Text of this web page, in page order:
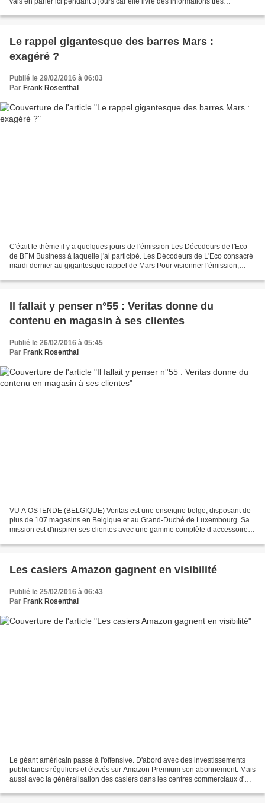
Le rappel gigantesque des barres Mars :
exagéré ?
Publié le 29/02/2016 à 06:03
Par Frank Rosenthal
C'était le thème il y a quelques jours de l'émission Les Décodeurs de l'Eco
de BFM Business à laquelle j'ai participé. Les Décodeurs de L'Eco consacré
mardi dernier au gigantesque rappel de Mars Pour visionner l'émission,
Il fallait y penser n°55 : Veritas donne du
contenu en magasin à ses clientes
Publié le 26/02/2016 à 05:45
Par Frank Rosenthal
VU A OSTENDE (BELGIQUE) Veritas est une enseigne belge, disposant de
plus de 107 magasins en Belgique et au Grand-Duché de Luxembourg. Sa
mission est d'inspirer ses clientes avec une gamme complète d’accessoires,
Les casiers Amazon gagnent en visibilité
Publié le 25/02/2016 à 06:43
Par Frank Rosenthal
Le géant américain passe à l'offensive. D'abord avec des investissements
publicitaires réguliers et élevés sur Amazon Premium son abonnement. Mais
aussi avec la généralisation des casiers dans les centres commerciaux d'